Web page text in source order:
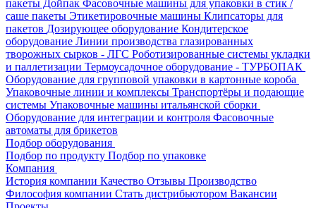
пакеты Дойпак Фасовочные машины для упаковки в стик /
саше пакеты Этикетировочные машины Клипсаторы для
пакетов Дозирующее оборудование Кондитерское
оборудование Линии производства глазированных
творожных сырков - ЛГС Роботизированные системы укладки
и паллетизации Термоусадочное оборудование - ТУРБОПАК
Оборудование для групповой упаковки в картонные короба
Упаковочные линии и комплексы Транспортёры и подающие
системы Упаковочные машины итальянской сборки
Оборудование для интеграции и контроля Фасовочные
автоматы для брикетов
Подбор оборудования
Подбор по продукту Подбор по упаковке
Компания
История компании Качество Отзывы Производство
Философия компании Стать дистрибьютором Вакансии